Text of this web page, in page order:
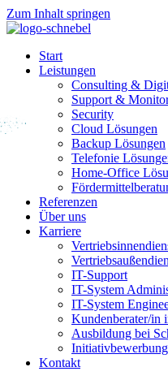
Zum Inhalt springen
Start
Leistungen
Consulting &
Support &
Security
Cloud Lösungen
Backup Lösungen
Telefonie
Home-Office
Referenzen
Über uns
Karriere
IT-Support
IT-System
IT-System
Kunden­berater/in
Ausbildung bei
Initiativ­bewerbung
Kontakt